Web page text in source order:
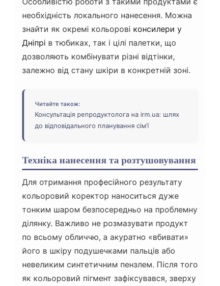
необхідність локального нанесення. Можна
знайти як окремі кольорові консилери у
Дніпрі в тюбиках, так і цілі палетки, що
дозволяють комбінувати різні відтінки,
залежно від стану шкіри в конкретній зоні.
Читайте також:
Консультація репродуктолога на irm.ua: шлях
до відповідального планування сім’ї
Техніка нанесення та розтушовування
Для отримання професійного результату
кольоровий коректор наноситься дуже
тонким шаром безпосередньо на проблемну
ділянку. Важливо не розмазувати продукт
по всьому обличчю, а акуратно «вбивати»
його в шкіру подушечками пальців або
невеликим синтетичним пензлем. Після того
як кольоровий пігмент зафіксувався, зверху